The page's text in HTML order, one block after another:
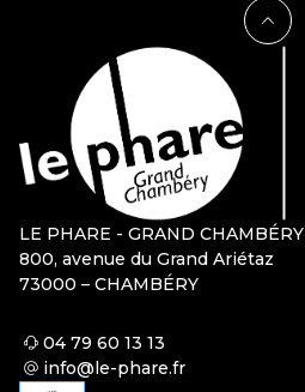
LE PHARE - GRAND CHAMBÉRY
800, avenue du Grand Ariétaz
73000 – CHAMBÉRY
04 79 60 13 13
info@le-phare.fr